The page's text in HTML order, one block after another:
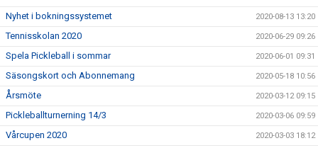
Nyhet i bokningssystemet 2020-08-13 13:20
Tennisskolan 2020 2020-06-29 09:26
Spela Pickleball i sommar 2020-06-01 09:31
Säsongskort och Abonnemang 2020-05-18 10:56
Årsmöte 2020-03-12 09:15
Pickleballturnerning 14/3 2020-03-06 09:59
Vårcupen 2020 2020-03-03 18:12